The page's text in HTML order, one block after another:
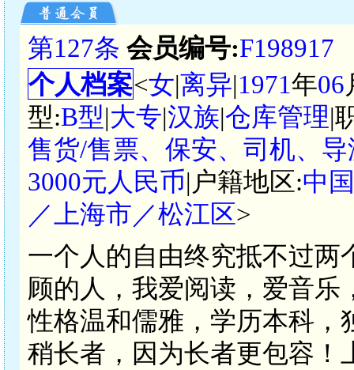
第127条 会员编号:F198917
个人档案<女|离异|1971年06
型:B型|大专|汉族|仓库管理|
售货/售票、保安、司机、
3000元人民币|户籍地区:中
／上海市／松江区>
一个人的自由终究抵不过两
顾的人，我爱阅读，爱音
性格温和儒雅，学历本科，
稍长者，因为长者更包容！